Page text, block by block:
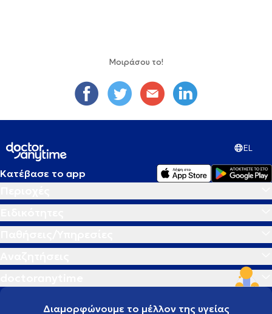
Μοιράσου το!
EL
Κατέβασε το app
Διαμορφώνουμε το μέλλον της υγείας